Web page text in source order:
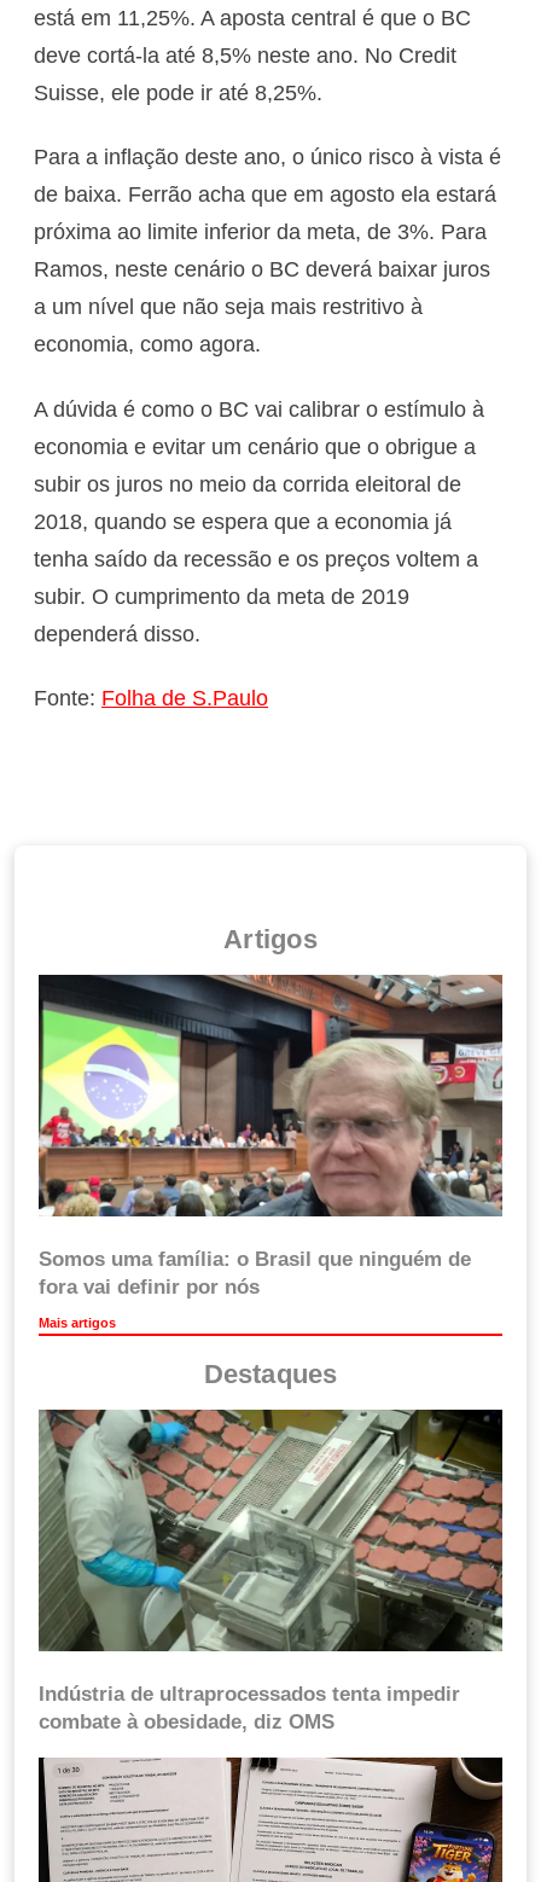
está em 11,25%. A aposta central é que o BC
deve cortá-la até 8,5% neste ano. No Credit
Suisse, ele pode ir até 8,25%.
Para a inflação deste ano, o único risco à vista é
de baixa. Ferrão acha que em agosto ela estará
próxima ao limite inferior da meta, de 3%. Para
Ramos, neste cenário o BC deverá baixar juros
a um nível que não seja mais restritivo à
economia, como agora.
A dúvida é como o BC vai calibrar o estímulo à
economia e evitar um cenário que o obrigue a
subir os juros no meio da corrida eleitoral de
2018, quando se espera que a economia já
tenha saído da recessão e os preços voltem a
subir. O cumprimento da meta de 2019
dependerá disso.
Fonte: Folha de S.Paulo
Artigos
Somos uma família: o Brasil que ninguém de
fora vai definir por nós
Mais artigos
Destaques
Indústria de ultraprocessados tenta impedir
combate à obesidade, diz OMS